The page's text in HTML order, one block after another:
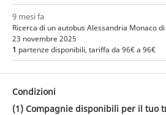
9 mesi fa
Ricerca di un autobus Alessandria Monaco
23 novembre 2025
1 partenze disponibili, tariffa da 96€ a 96€
Condizioni
(1) Compagnie disponibili per il tuo